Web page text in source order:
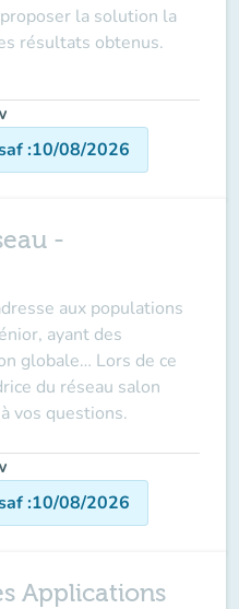
la solution la
résultats obtenus.
:10/08/2026
-
aux populations
ayant des
globale… Lors de ce
du réseau salon
vos questions.
:10/08/2026
Applications